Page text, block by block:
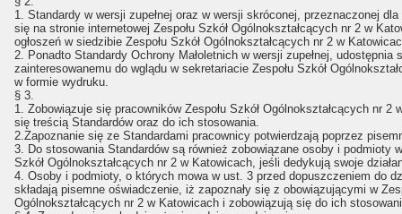
1. Standardy w wersji zupełnej oraz w wersji skróconej, przeznaczonej
się na stronie internetowej Zespołu Szkół Ogólnokształcących nr 2 w
ogłoszeń w siedzibie Zespołu Szkół Ogólnokształcących nr 2 w
2. Ponadto Standardy Ochrony Małoletnich w wersji zupełnej, udostępnia
zainteresowanemu do wglądu w sekretariacie Zespołu Szkół
w formie wydruku.
§ 3.
1. Zobowiązuje się pracowników Zespołu Szkół Ogólnokształcących nr 2
się treścią Standardów oraz do ich stosowania.
2.Zapoznanie się ze Standardami pracownicy potwierdzają poprzez
3. Do stosowania Standardów są również zobowiązane osoby i podmioty
Szkół Ogólnokształcących nr 2 w Katowicach, jeśli dedykują swoje
4. Osoby i podmioty, o których mowa w ust. 3 przed dopuszczeniem do
składają pisemne oświadczenie, iż zapoznały się z obowiązującymi w
Ogólnokształcących nr 2 w Katowicach i zobowiązują się do ich